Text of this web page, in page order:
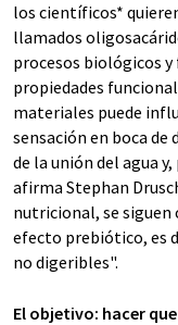
los científicos*
llamados
procesos biológicos
propiedades
materiales puede
sensación en boca
de la unión del agua
afirma Stephan
nutricional, se
efecto prebiótico, es
no digeribles".
El objetivo: hacer